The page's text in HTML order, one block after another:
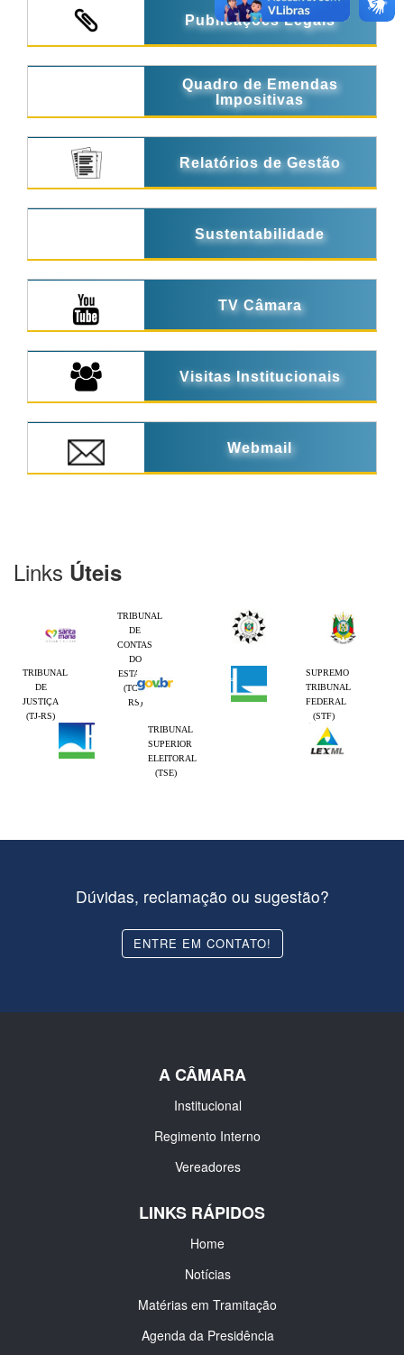
Publicações Legais
Quadro de Emendas
Impositivas
Relatórios de Gestão
Sustentabilidade
TV Câmara
Visitas Institucionais
Webmail
Links Úteis
TRIBUNAL
DE
CONTAS
DO
ESTADO
(TCE-
RS)
TRIBUNAL
DE
JUSTIÇA
(TJ-RS)
SUPREMO
TRIBUNAL
FEDERAL
(STF)
TRIBUNAL
SUPERIOR
ELEITORAL
(TSE)
Dúvidas, reclamação ou sugestão?
ENTRE EM CONTATO!
A CÂMARA
Institucional
Regimento Interno
Vereadores
LINKS RÁPIDOS
Home
Notícias
Matérias em Tramitação
Agenda da Presidência